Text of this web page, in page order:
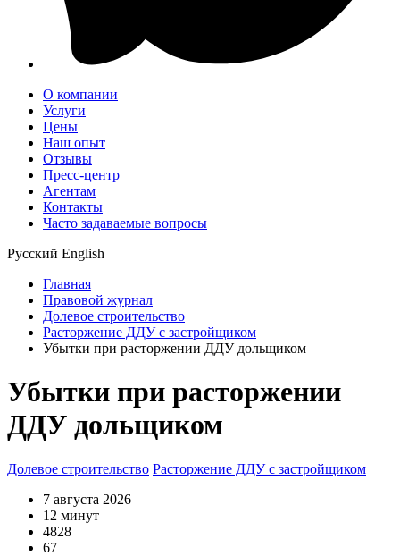
О компании
Услуги
Цены
Наш опыт
Отзывы
Пресс-центр
Агентам
Контакты
Часто задаваемые вопросы
Русский English
Главная
Правовой журнал
Долевое строительство
Расторжение ДДУ с застройщиком
Убытки при расторжении ДДУ дольщиком
Убытки при расторжении
ДДУ дольщиком
Долевое строительство Расторжение ДДУ с застройщиком
7 августа 2026
12 минут
4828
67